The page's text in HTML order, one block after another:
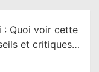
: Quoi voir cette
et critiques…